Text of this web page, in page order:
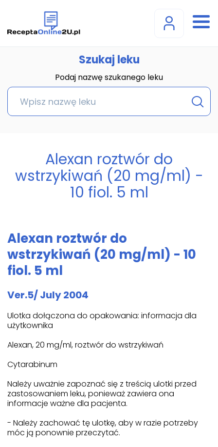
Szukaj leku
Podaj nazwę szukanego leku
Alexan roztwór do
wstrzykiwań (20 mg/ml) -
10 fiol. 5 ml
Alexan roztwór do
wstrzykiwań (20 mg/ml) - 10
fiol. 5 ml
Ver.5/ July 2004
Ulotka dołączona do opakowania: informacja dla
użytkownika
Alexan, 20 mg/ml, roztwór do wstrzykiwań
Cytarabinum
Należy uważnie zapoznać się z treścią ulotki przed
zastosowaniem leku, ponieważ zawiera ona
informacje ważne dla pacjenta.
- Należy zachować tę ulotkę, aby w razie potrzeby
móc ją ponownie przeczytać.